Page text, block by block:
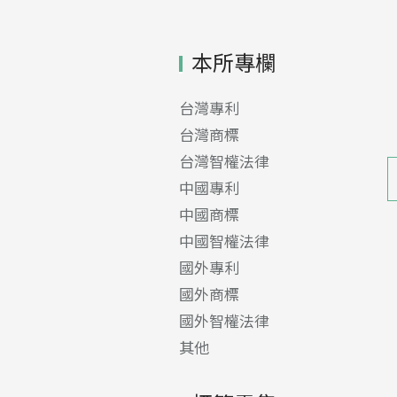
本所專欄
台灣專利
台灣商標
台灣智權法律
中國專利
中國商標
中國智權法律
國外專利
國外商標
國外智權法律
其他